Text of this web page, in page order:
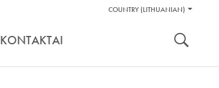
Pagalbos
COUNTRY (LITHUANIAN)
KONTAKTAI